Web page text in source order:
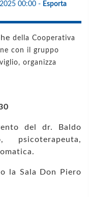
00:00 - Esporta
della Cooperativa
con il gruppo
organizza
del dr. Baldo
la Sala Don Piero